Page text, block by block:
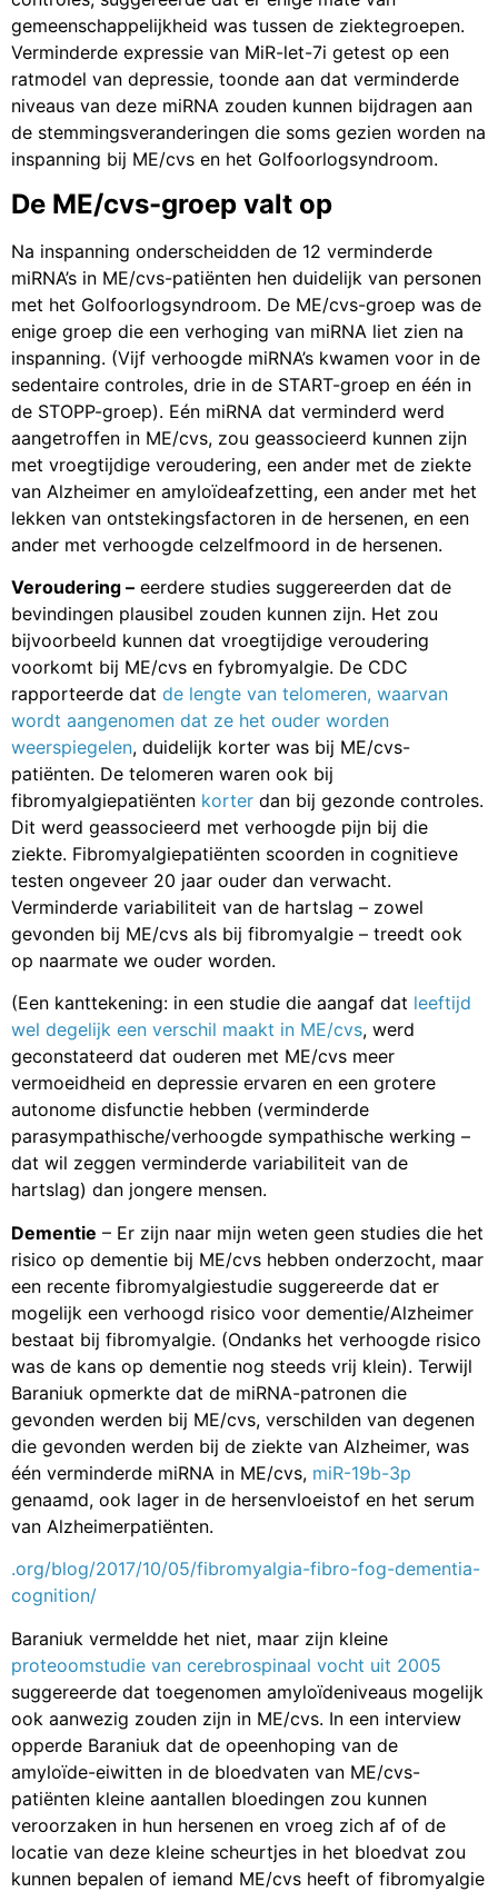
gemeenschappelijkheid was tussen de ziektegroepen.
Verminderde expressie van MiR-let-7i getest op een
ratmodel van depressie, toonde aan dat verminderde
niveaus van deze miRNA zouden kunnen bijdragen aan
de stemmingsveranderingen die soms gezien worden na
inspanning bij ME/cvs en het Golfoorlogsyndroom.
De ME/cvs-groep valt op
Na inspanning onderscheidden de 12 verminderde
miRNA’s in ME/cvs-patiënten hen duidelijk van personen
met het Golfoorlogsyndroom. De ME/cvs-groep was de
enige groep die een verhoging van miRNA liet zien na
inspanning. (Vijf verhoogde miRNA’s kwamen voor in de
sedentaire controles, drie in de START-groep en één in
de STOPP-groep). Eén miRNA dat verminderd werd
aangetroffen in ME/cvs, zou geassocieerd kunnen zijn
met vroegtijdige veroudering, een ander met de ziekte
van Alzheimer en amyloïdeafzetting, een ander met het
lekken van ontstekingsfactoren in de hersenen, en een
ander met verhoogde celzelfmoord in de hersenen.
Veroudering – eerdere studies suggereerden dat de
bevindingen plausibel zouden kunnen zijn. Het zou
bijvoorbeeld kunnen dat vroegtijdige veroudering
voorkomt bij ME/cvs en fybromyalgie. De CDC
rapporteerde dat de lengte van telomeren, waarvan
wordt aangenomen dat ze het ouder worden
weerspiegelen, duidelijk korter was bij ME/cvs-
patiënten. De telomeren waren ook bij
fibromyalgiepatiënten korter dan bij gezonde controles.
Dit werd geassocieerd met verhoogde pijn bij die
ziekte. Fibromyalgiepatiënten scoorden in cognitieve
testen ongeveer 20 jaar ouder dan verwacht.
Verminderde variabiliteit van de hartslag – zowel
gevonden bij ME/cvs als bij fibromyalgie – treedt ook
op naarmate we ouder worden.
(Een kanttekening: in een studie die aangaf dat leeftijd
wel degelijk een verschil maakt in ME/cvs, werd
geconstateerd dat ouderen met ME/cvs meer
vermoeidheid en depressie ervaren en een grotere
autonome disfunctie hebben (verminderde
parasympathische/verhoogde sympathische werking –
dat wil zeggen verminderde variabiliteit van de
hartslag) dan jongere mensen.
Dementie – Er zijn naar mijn weten geen studies die het
risico op dementie bij ME/cvs hebben onderzocht, maar
een recente fibromyalgiestudie suggereerde dat er
mogelijk een verhoogd risico voor dementie/Alzheimer
bestaat bij fibromyalgie. (Ondanks het verhoogde risico
was de kans op dementie nog steeds vrij klein). Terwijl
Baraniuk opmerkte dat de miRNA-patronen die
gevonden werden bij ME/cvs, verschilden van degenen
die gevonden werden bij de ziekte van Alzheimer, was
één verminderde miRNA in ME/cvs, miR-19b-3p
genaamd, ook lager in de hersenvloeistof en het serum
van Alzheimerpatiënten.
.org/blog/2017/10/05/fibromyalgia-fibro-fog-dementia-
cognition/
Baraniuk vermeldde het niet, maar zijn kleine
proteoomstudie van cerebrospinaal vocht uit 2005
suggereerde dat toegenomen amyloïdeniveaus mogelijk
ook aanwezig zouden zijn in ME/cvs. In een interview
opperde Baraniuk dat de opeenhoping van de
amyloïde-eiwitten in de bloedvaten van ME/cvs-
patiënten kleine aantallen bloedingen zou kunnen
veroorzaken in hun hersenen en vroeg zich af of de
locatie van deze kleine scheurtjes in het bloedvat zou
kunnen bepalen of iemand ME/cvs heeft of fibromyalgie